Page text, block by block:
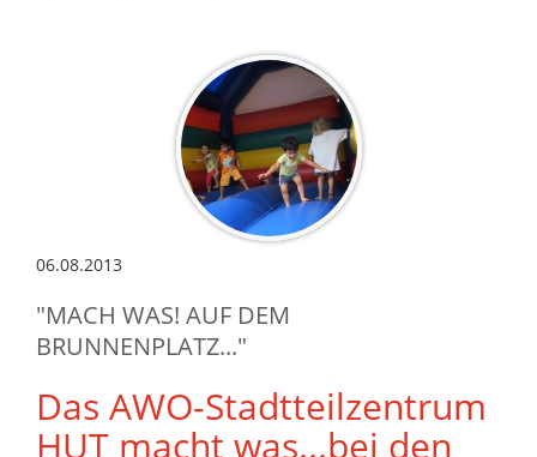
06.08.2013
"MACH WAS! AUF DEM
BRUNNENPLATZ..."
Das AWO-Stadtteilzentrum
HUT macht was...bei den